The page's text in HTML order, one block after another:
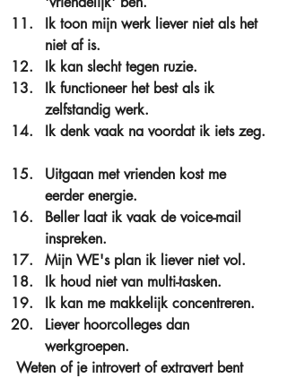
Ik toon mijn werk liever niet als het
niet af is.
Ik kan slecht tegen ruzie.
Ik functioneer het best als ik
zelfstandig werk.
Ik denk vaak na voordat ik iets zeg.
Uitgaan met vrienden kost me
eerder energie.
Beller laat ik vaak de voice-mail
inspreken.
Mijn WE's plan ik liever niet vol.
Ik houd niet van multi-tasken.
Ik kan me makkelijk concentreren.
Liever hoorcolleges dan
werkgroepen.
Weten of je introvert of extravert bent